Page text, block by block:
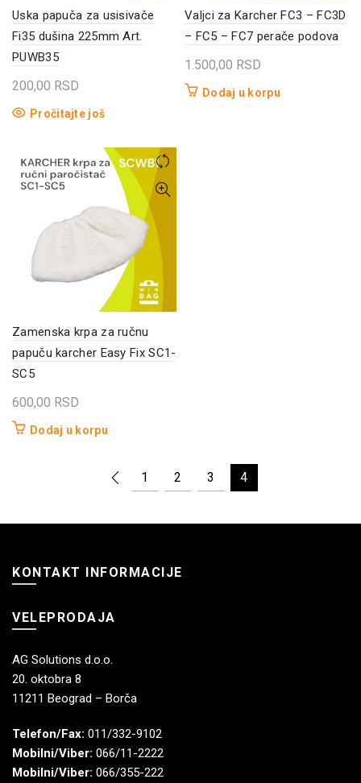
Uska papuča za usisivače
Fi35 dušina 225mm Art.
PUWB35
200,00 RSD
Pročitajte još
Valjci za Karcher FC3 – FC3D
– FC5 – FC7 perače podova
1.500,00 RSD
Dodaj u korpu
Zamenska krpa za ručnu
papuču karcher Easy Fix SC1-
SC5
600,00 RSD
Dodaj u korpu
1 2 3 4
KONTAKT INFORMACIJE
VELEPRODAJA
AG Solutions d.o.o.
20. oktobra 8
11211 Beograd – Borča
Telefon/Fax: 011/332-9102
Mobilni/Viber: 066/11-2222
Mobilni/Viber: 066/355-222